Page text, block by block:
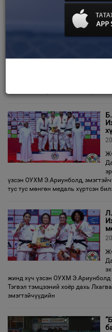
нэгдсэний 25, Ардчилсан холбоо
зориулсан улс, аймаг, цэргийн
үзсэн ОУХМ Э.Ариунболд,
тус тус мөнгөн медаль хүртсэн
жинд хүч үзсэн ОУХМ Э.Ариунболд
Тэгвэл тэмцээний хоёр дахь
эмэгтэйчүүдийн